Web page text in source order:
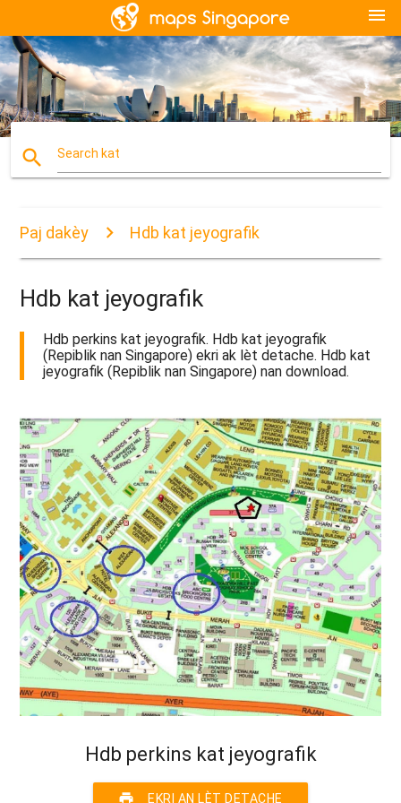
menu
search Search kat
Paj dakèy Hdb kat jeyografik
Hdb kat jeyografik
Hdb perkins kat jeyografik. Hdb kat jeyografik
(Repiblik nan Singapore) ekri ak lèt detache. Hdb kat
jeyografik (Repiblik nan Singapore) nan download.
Hdb perkins kat jeyografik
print EKRI AN LÈT DETACHE